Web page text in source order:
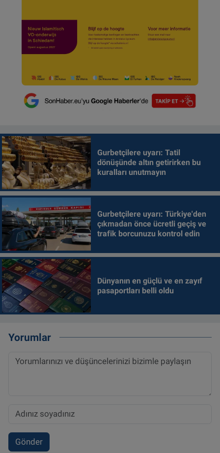
Gurbetçilere uyarı: Tatil
dönüşünde altın getirirken bu
kuralları unutmayın
Gurbetçilere uyarı: Türkiye'den
çıkmadan önce ücretli geçiş ve
trafik borcunuzu kontrol edin
Dünyanın en güçlü ve en zayıf
pasaportları belli oldu
Yorumlar
Gönder